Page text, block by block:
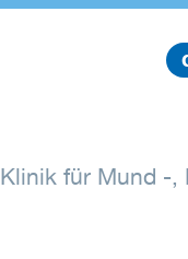
Klinik für Mund -,